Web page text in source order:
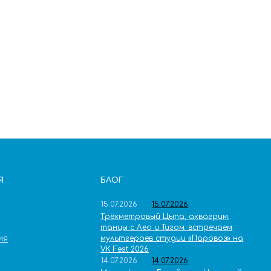
БЛОГ
Трёхметровый Цыпа, аквагрим,
танцы с Лео и Тигом: встречаем
мультгероев студии «Паровоз» на
VK Fest 2026
15.07.2026 15.07.2026
14.07.2026 14.07.2026